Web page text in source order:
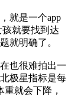
就是一个app
就要找到达
就明确了。
也很难拍出一
极星指标是每
就会下降，